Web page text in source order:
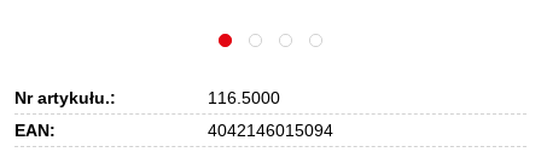
Nr artykułu.:
116.5000
EAN:
4042146015094